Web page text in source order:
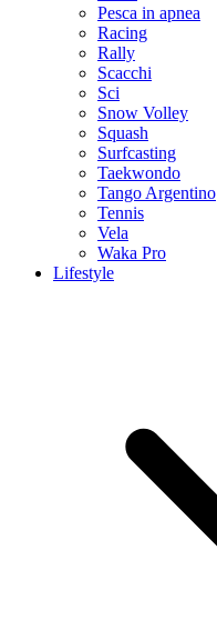
Pesca in apnea
Racing
Rally
Scacchi
Sci
Snow Volley
Squash
Surfcasting
Taekwondo
Tango Argentino
Tennis
Vela
Waka Pro
Lifestyle